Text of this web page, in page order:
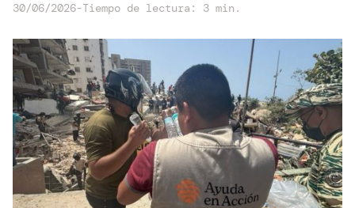
30/06/2026-Tiempo de lectura: 3 min.